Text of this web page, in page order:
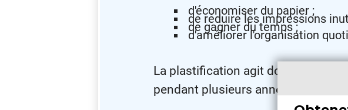
d'économiser du papier ;
de réduire les impressions
de gagner du temps ;
d'améliorer l'organisation
La plastification agit donc comme
pendant plusieurs années.